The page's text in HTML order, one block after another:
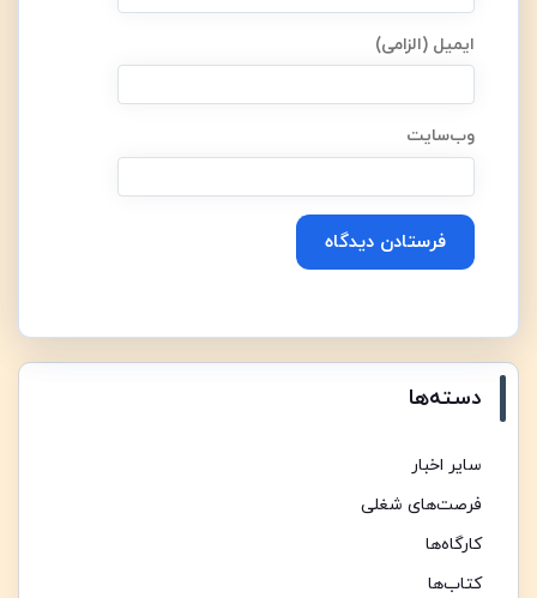
ایمیل (الزامی)
وب‌سایت
دسته‌ها
سایر اخبار
فرصت‌های شغلی
کارگاه‌ها
کتاب‌ها